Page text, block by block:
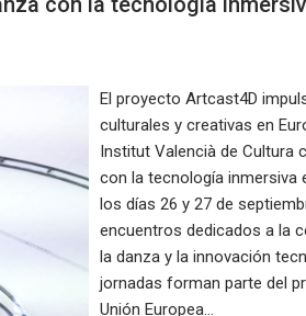
El proyecto Artcast4D
culturales y creativas en
Institut Valencià de Cultura
con la tecnología inmersiva
los días 26 y 27 de
encuentros dedicados a la
la danza y la innovación
jornadas forman parte del
Unión Europea…